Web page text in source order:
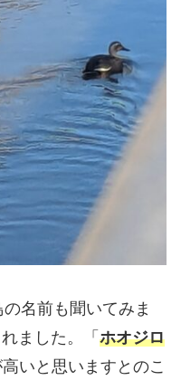
名前も聞いてみま
ました。「 ホオジロ
いと思いますとのこ